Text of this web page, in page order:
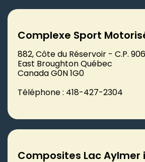
Complexe Sport
882, Côte du Réservoir - C.P. 906
East Broughton Québec
Canada G0N 1G0
Téléphone : 418-427-2304
Composites Lac Aylmer